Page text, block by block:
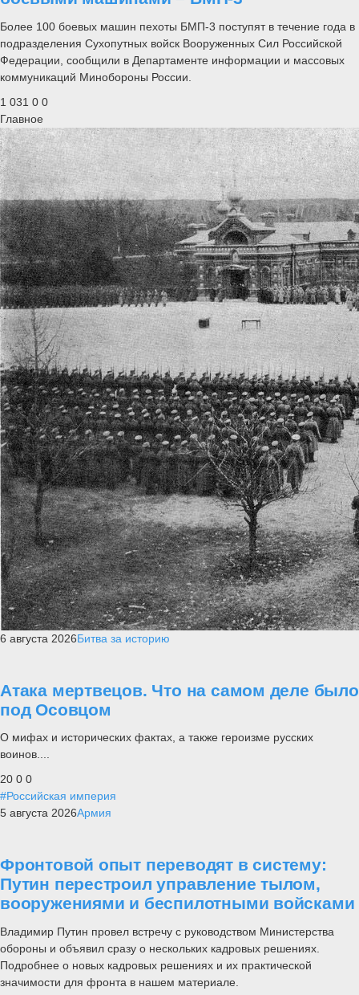
Более 100 боевых машин пехоты БМП-3 поступят в течение года в
подразделения Сухопутных войск Вооруженных Сил Российской
Федерации, сообщили в Департаменте информации и массовых
коммуникаций Минобороны России.
1 031 0 0
Главное
6 августа 2026Битва за историю
Атака мертвецов. Что на самом деле было
под Осовцом
О мифах и исторических фактах, а также героизме русских
воинов....
20 0 0
#Российская империя
5 августа 2026Армия
Фронтовой опыт переводят в систему:
Путин перестроил управление тылом,
вооружениями и беспилотными войсками
Владимир Путин провел встречу с руководством Министерства
обороны и объявил сразу о нескольких кадровых решениях.
Подробнее о новых кадровых решениях и их практической
значимости для фронта в нашем материале.